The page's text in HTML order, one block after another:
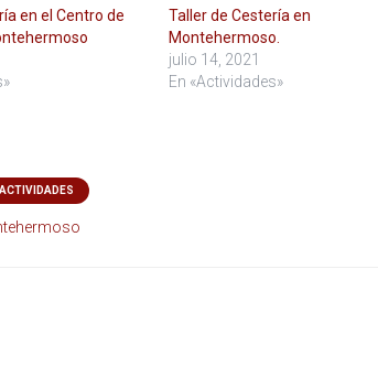
en el Centro de
Taller de Cestería en
Montehermoso.
julio 14, 2021
En «Actividades»
ACTIVIDADES